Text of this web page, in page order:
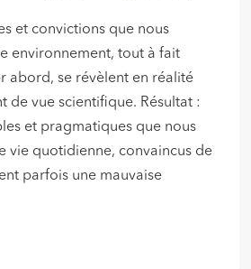
et convictions que nous
environnement, tout à fait
abord, se révèlent en réalité
de vue scientifique. Résultat :
et pragmatiques que nous
vie quotidienne, convaincus de
parfois une mauvaise